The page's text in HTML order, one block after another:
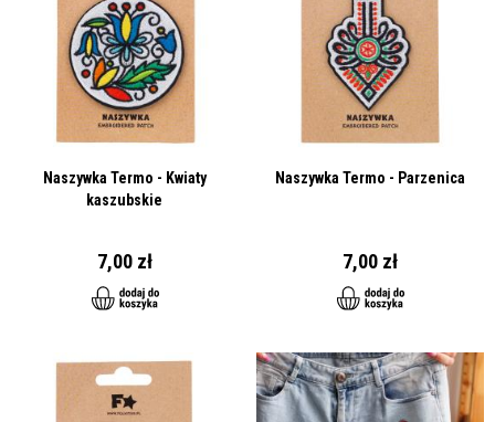
Naszywka Termo - Kwiaty
kaszubskie
7,00 zł
Naszywka Termo - Parzenica
7,00 zł